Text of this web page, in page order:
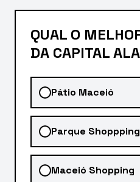
QUAL O
DA CAPITAL
Pátio Maceió
Parque Shoppping
Maceió Shopping